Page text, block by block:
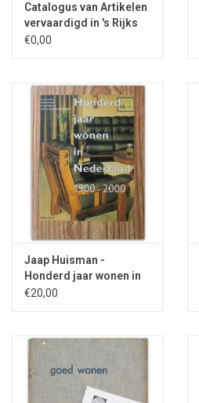
Catalogus van Artikelen
vervaardigd in 's Rijks
Strafgestichten - 1907
€0,00
Jaap Huisman -
Honderd jaar wonen in
Nederland 1900-2000
€20,00